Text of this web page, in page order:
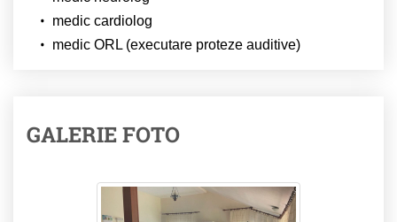
medic cardiolog
medic ORL (executare proteze auditive)
GALERIE FOTO